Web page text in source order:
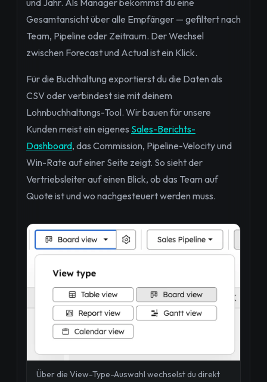
Gesamtansicht über alle Empfänger — gefiltert nach
Team, Pipeline oder Zeitraum. Der Wechsel
zwischen Forecast und Actual ist ein Klick.
Für die Buchhaltung exportierst du die Daten als
CSV oder verbindest sie mit deinem
Lohnbuchhaltungs-Tool. Wir bauen für unsere
Kunden meist ein eigenes Sales-Berichts-
Dashboard, das Commission, Pipeline-Velocity und
Win-Rate auf einer Seite zeigt. So sieht der
Vertriebsleiter auf einen Blick, ob das Team auf
Quote ist und wo nachgesteuert werden muss.
Über die View-Type-Auswahl wechselst du direkt